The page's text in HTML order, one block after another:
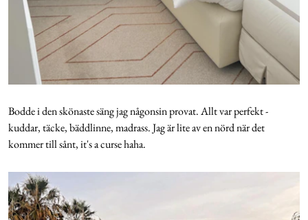
Bodde i den skönaste säng jag någonsin provat. Allt var perfekt -
kuddar, täcke, bäddlinne, madrass. Jag är lite av en nörd när det
kommer till sånt, it's a curse haha.